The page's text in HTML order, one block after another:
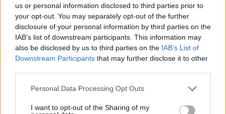
us or personal information disclosed to third parties prior to
your opt-out. You may separately opt-out of the further
disclosure of your personal information by third parties on the
IAB’s list of downstream participants. This information may
also be disclosed by us to third parties on the IAB’s List of
Downstream Participants that may further disclose it to other
Personal Data Processing Opt Outs
I want to opt-out of the Sharing of my
27 Φεβρουαρίου 2026
Πάνω από 100 μωρά έχουν
γεννηθεί μέσω εξωσωματικής, με
την υποστήριξη της Be-Live